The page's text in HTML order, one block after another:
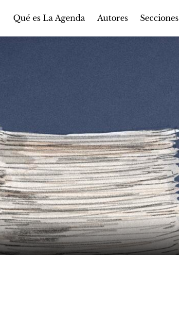
Qué es La Agenda Autores Secciones